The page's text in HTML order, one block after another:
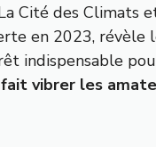
Cité des Climats
en 2023, révèle
indispensable
vibrer les